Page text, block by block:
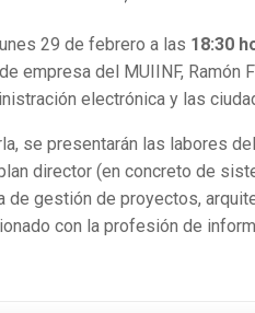
29 de febrero a las 18:30
empresa del MUIINF, Ramón
electrónica y las
se presentarán las labores
director (en concreto de
de gestión de proyectos,
con la profesión de